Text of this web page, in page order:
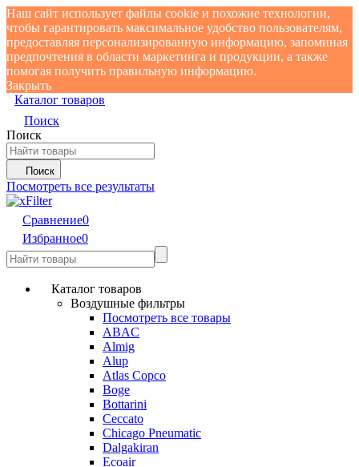
Наш сайт использует файлы cookie и похожие технологии,
чтобы гарантировать максимальное удобство пользователям,
предоставляя персонализированную информацию, запоминая
предпочтения в области маркетинга и продукции, а также
помогая получить правильную информацию.
Закрыть
Каталог товаров
Поиск
Поиск
Поиск
Посмотреть все результаты
Сравнение0
Избранное0
Каталог товаров
Воздушные фильтры
Посмотреть все товары
ABAC
Almig
Alup
Atlas Copco
Boge
Bottarini
Ceccato
Chicago Pneumatic
Dalgakiran
Ecoair